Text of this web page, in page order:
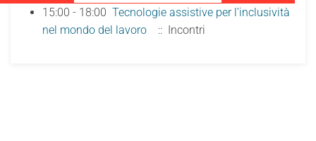
15:00 - 18:00 Tecnologie assistive per l’inclusività
nel mondo del lavoro
:: Incontri